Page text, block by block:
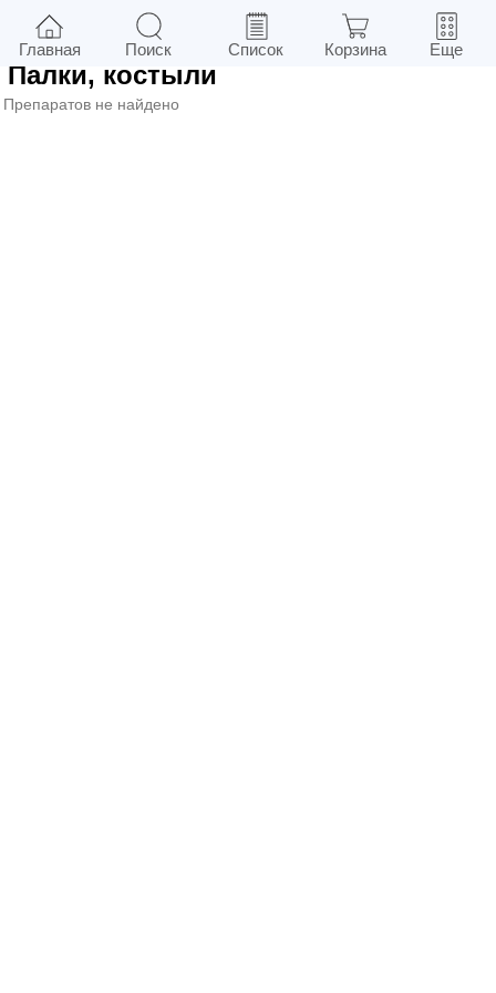
Фильтры в г.Киев
Палки, костыли
Препаратов не найдено
Главная Поиск Список Корзина Еще